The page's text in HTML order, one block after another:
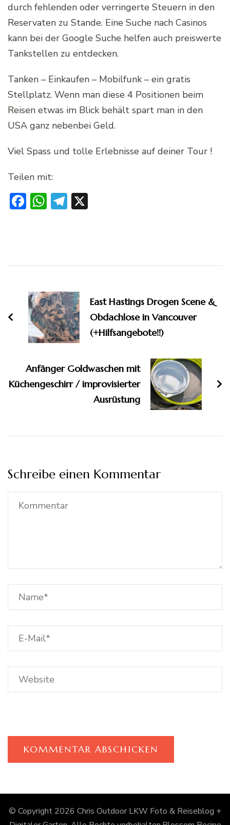
durch fehlenden oder verringerte Steuern in den
Reservaten zu Stande. Eine Suche nach Casinos
kann bei der Google Suche helfen auch preiswerte
Tankstellen zu entdecken.
Tanken – Einkaufen – Mobilfunk – ein gratis
Stellplatz. Wenn man diese 4 Positionen beim
Reisen etwas im Blick behält spart man in den
USA ganz nebenbei Geld.
Viel Spass und tolle Erlebnisse auf deiner Tour !
Teilen mit:
Facebook
WhatsApp
Telegram
East Hastings Drogen Scene &
Obdachlose in Vancouver
(+Hilfsangebote!!)
Anfänger Goldwaschen mit
Küchengeschirr / improvisierter
Ausrüstung
Schreibe einen Kommentar
© Copyright 2026 Chris Outdoor LKW Foto & Reiseblog +